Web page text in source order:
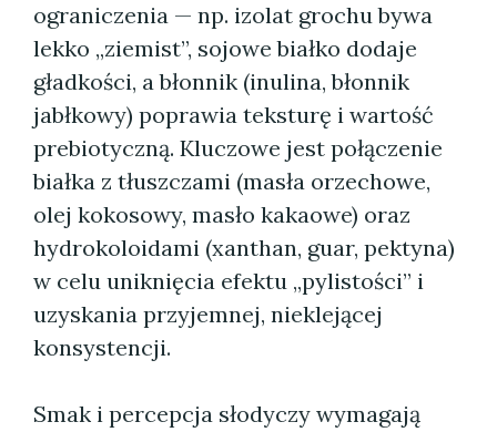
ograniczenia — np. izolat grochu bywa
lekko „ziemist”, sojowe białko dodaje
gładkości, a błonnik (inulina, błonnik
jabłkowy) poprawia teksturę i wartość
prebiotyczną. Kluczowe jest połączenie
białka z tłuszczami (masła orzechowe,
olej kokosowy, masło kakaowe) oraz
hydro­koloidami (xanthan, guar, pektyna)
w celu uniknięcia efektu „pylistości” i
uzyskania przyjemnej, nieklejącej
konsystencji.
Smak i percepcja słodyczy wymagają